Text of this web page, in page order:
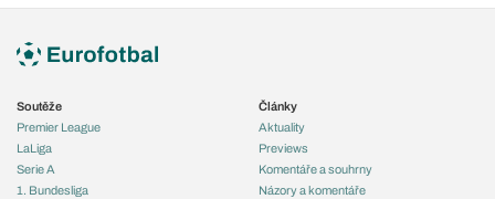
Soutěže
Premier League
LaLiga
Serie A
1. Bundesliga
Články
Aktuality
Previews
Komentáře a souhrny
Názory a komentáře